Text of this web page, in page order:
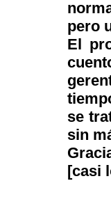
pero
El
se
sin
[casi